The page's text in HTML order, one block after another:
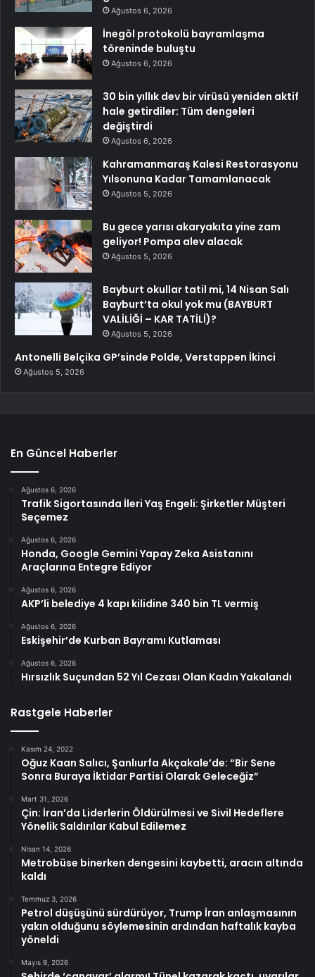
Ağustos 6, 2026
İnegöl protokolü bayramlaşma
töreninde buluştu
Ağustos 6, 2026
30 bin yıllık dev bir virüsü yeniden aktif
hale getirdiler: Tüm dengeleri
değiştirdi
Ağustos 6, 2026
Kahramanmaraş Kalesi Restorasyonu
Yılsonuna Kadar Tamamlanacak
Ağustos 5, 2026
Bu gece yarısı akaryakıta yine zam
geliyor! Pompa alev alacak
Ağustos 5, 2026
Bayburt okullar tatil mi, 14 Nisan Salı
Bayburt’ta okul yok mu (BAYBURT
VALİLİĞİ – KAR TATİLİ)?
Ağustos 5, 2026
Antonelli Belçika GP’sinde Polde, Verstappen İkinci
Ağustos 5, 2026
En Güncel Haberler
Ağustos 6, 2026
Trafik Sigortasında İleri Yaş Engeli: Şirketler Müşteri
Seçemez
Ağustos 6, 2026
Honda, Google Gemini Yapay Zeka Asistanını
Araçlarına Entegre Ediyor
Ağustos 6, 2026
AKP’li belediye 4 kapı kilidine 340 bin TL vermiş
Ağustos 6, 2026
Eskişehir’de Kurban Bayramı Kutlaması
Ağustos 6, 2026
Hırsızlık Suçundan 52 Yıl Cezası Olan Kadın Yakalandı
Rastgele Haberler
Kasım 24, 2022
Oğuz Kaan Salıcı, Şanlıurfa Akçakale’de: “Bir Sene
Sonra Buraya İktidar Partisi Olarak Geleceğiz”
Mart 31, 2026
Çin: İran’da Liderlerin Öldürülmesi ve Sivil Hedeflere
Yönelik Saldırılar Kabul Edilemez
Nisan 14, 2026
Metrobüse binerken dengesini kaybetti, aracın altında
kaldı
Temmuz 3, 2026
Petrol düşüşünü sürdürüyor, Trump İran anlaşmasının
yakın olduğunu söylemesinin ardından haftalık kayba
yöneldi
Mayıs 9, 2026